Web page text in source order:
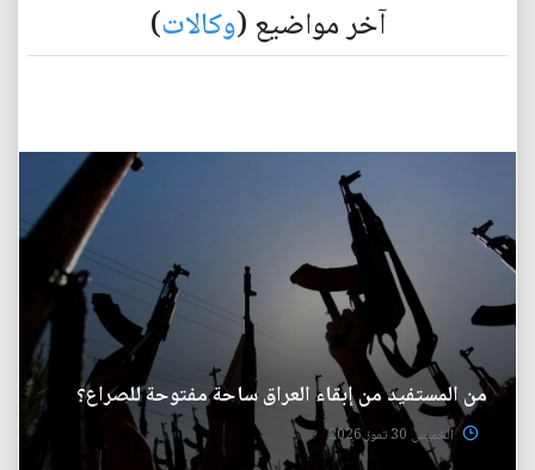
آخر مواضيع (وكالات)
من المستفيد من إبقاء العراق ساحة مفتوحة للصراع؟
الخميس 30 تموز 2026